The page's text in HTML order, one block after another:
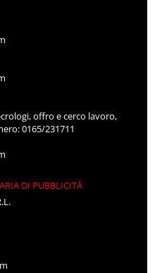
offro e cerco lavoro,
0165/231711
DI PUBBLICITÀ